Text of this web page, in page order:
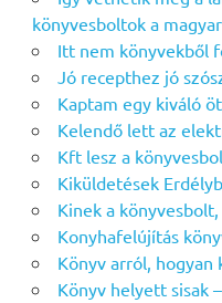
könyvesboltok a
Itt nem könyvekből
Jó recepthez jó
Kaptam egy kiváló
Kelendő lett az
Kft lesz a
Kiküldetések
Kinek a
Konyhafelújítás
Könyv arról, hogyan
Könyv helyett sisak